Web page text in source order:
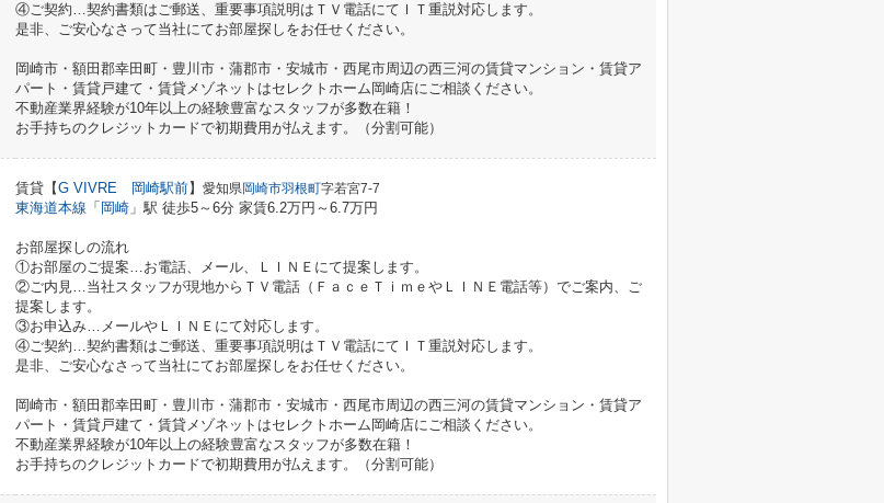
④ご契約…契約書類はご郵送、重要事項説明はＴＶ電話にてＩＴ重説対応します。
是非、ご安心なさって当社にてお部屋探しをお任せください。
岡崎市・額田郡幸田町・豊川市・蒲郡市・安城市・西尾市周辺の西三河の賃貸マンション・賃貸ア
パート・賃貸戸建て・賃貸メゾネットはセレクトホーム岡崎店にご相談ください。
不動産業界経験が10年以上の経験豊富なスタッフが多数在籍！
お手持ちのクレジットカードで初期費用が払えます。（分割可能）
賃貸【G VIVRE 岡崎駅前】 愛知県岡崎市羽根町字若宮7-7
東海道本線 「 岡崎 」駅 徒歩5～6分 家賃6.2万円～6.7万円
お部屋探しの流れ
①お部屋のご提案…お電話、メール、ＬＩＮＥにて提案します。
②ご内見…当社スタッフが現地からＴＶ電話（ＦａｃｅＴｉｍｅやＬＩＮＥ電話等）でご案内、ご
提案します。
③お申込み…メールやＬＩＮＥにて対応します。
④ご契約…契約書類はご郵送、重要事項説明はＴＶ電話にてＩＴ重説対応します。
是非、ご安心なさって当社にてお部屋探しをお任せください。
岡崎市・額田郡幸田町・豊川市・蒲郡市・安城市・西尾市周辺の西三河の賃貸マンション・賃貸ア
パート・賃貸戸建て・賃貸メゾネットはセレクトホーム岡崎店にご相談ください。
不動産業界経験が10年以上の経験豊富なスタッフが多数在籍！
お手持ちのクレジットカードで初期費用が払えます。（分割可能）